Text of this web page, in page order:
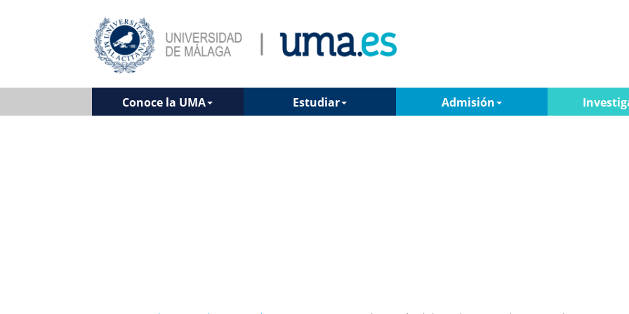
Conoce la UMA Estudiar Admisión